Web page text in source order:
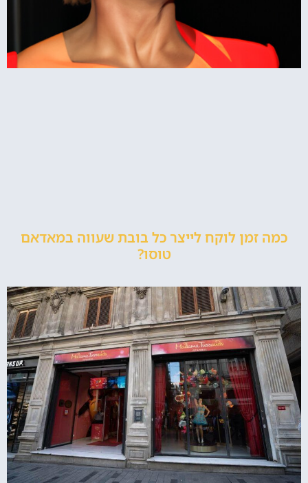
כמה זמן לוקח לייצר כל בובת שעווה במאדאם
טוסו?